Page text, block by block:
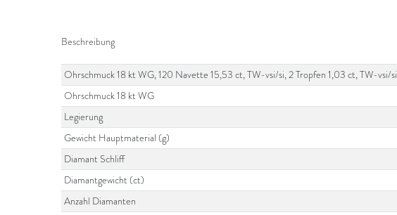
Beschreibung
Ohrschmuck 18 kt WG, 120 Navette 15,53 ct, TW-vsi/si, 2 Tropfen 1,03 ct, TW-vsi/si
Ohrschmuck 18 kt WG
Legierung
Gewicht Hauptmaterial (g)
Diamant Schliff
Diamantgewicht (ct)
Anzahl Diamanten